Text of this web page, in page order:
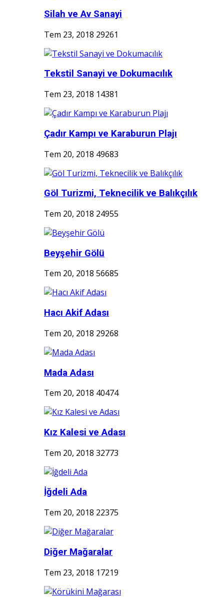
Silah ve Av Sanayi
Tem 23, 2018 29261
Tekstil Sanayi ve Dokumacılık
Tem 23, 2018 14381
Çadır Kampı ve Karaburun Plajı
Tem 20, 2018 49683
Göl Turizmi, Teknecilik ve Balıkçılık
Tem 20, 2018 24955
Beyşehir Gölü
Tem 20, 2018 56685
Hacı Akif Adası
Tem 20, 2018 29268
Mada Adası
Tem 20, 2018 40474
Kız Kalesi ve Adası
Tem 20, 2018 32773
İğdeli Ada
Tem 20, 2018 22375
Diğer Mağaralar
Tem 23, 2018 17219